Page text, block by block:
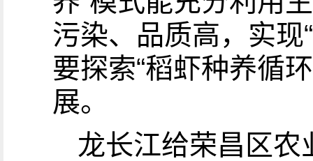
污染、品质高，实现
要探索“稻虾种养循
展。
龙长江给荣昌区